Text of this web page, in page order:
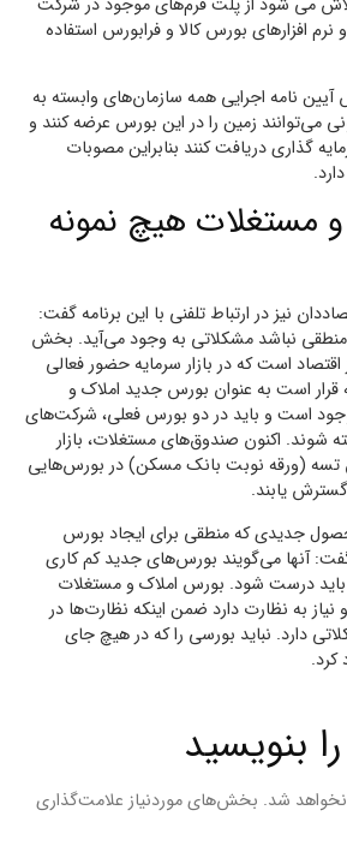
و نرم افزار‌های بورس کالا و فرابورس استفاده
آیین نامه اجرایی همه سازمان‌های وابسته به
می‌توانند زمین را در این بورس عرضه کنند و
گذاری دریافت کنند بنابراین مصوبات
مستغلات هیچ نمونه
نیز در ارتباط تلفنی با این برنامه گفت:
منطقی نباشد مشکلاتی به وجود می‌آید. بخش
است که در بازار سرمایه حضور فعالی
قرار است به عنوان بورس جدید املاک و
است و باید در دو بورس فعلی، شرکت‌های
شوند. اکنون صندوق‌های مستغلات، بازار
تسه (ورقه نوبت بانک مسکن) در بورس‌هایی
یابند.
جدیدی که منطقی برای ایجاد بورس
آنها می‌گویند بورس‌های جدید کم کاری
درست شود. بورس املاک و مستغلات
به نظارت دارد ضمن اینکه نظارت‌ها در
دارد. نباید بورسی را که در هیچ جای
کرد.
بنویسید
شد. بخش‌های موردنیاز علامت‌گذاری